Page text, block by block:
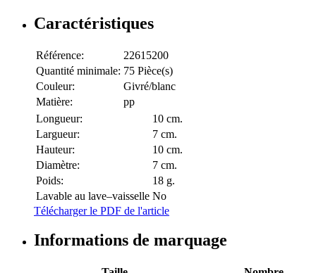
Caractéristiques
Référence:
22615200
Quantité minimale: 75 Pièce(s)
Couleur:
Givré/blanc
Matière:
pp
Longueur:
10 cm.
Largueur:
7 cm.
Hauteur:
10 cm.
Diamètre:
7 cm.
Poids:
18 g.
Lavable au lave–vaisselle No
Télécharger le PDF de l'article
Informations de marquage